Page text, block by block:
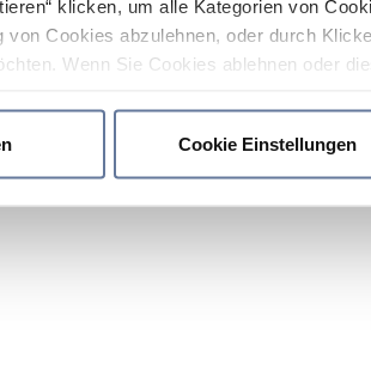
klicken, um alle Kategorien von
von Cookies abzulehnen, oder durch
Wenn Sie Cookies ablehnen oder
Cookie Einstellungen